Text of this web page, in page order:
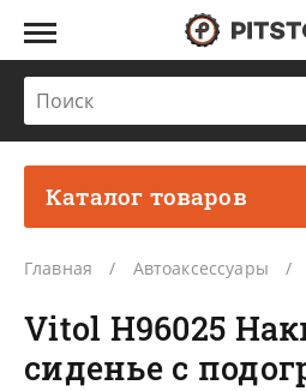
Каталог товаров
Главная Автоаксессуары
Vitol H96025
сиденье с